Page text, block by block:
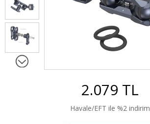
2.079 TL
Havale/EFT ile %2 indirim